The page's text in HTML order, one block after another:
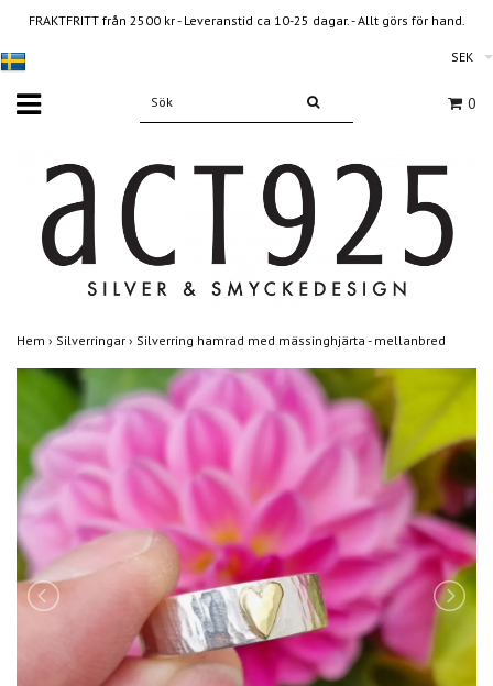
FRAKTFRITT från 2500 kr - Leveranstid ca 10-25 dagar. - Allt görs för hand.
SEK
0
Hem › Silverringar › Silverring hamrad med mässinghjärta - mellanbred